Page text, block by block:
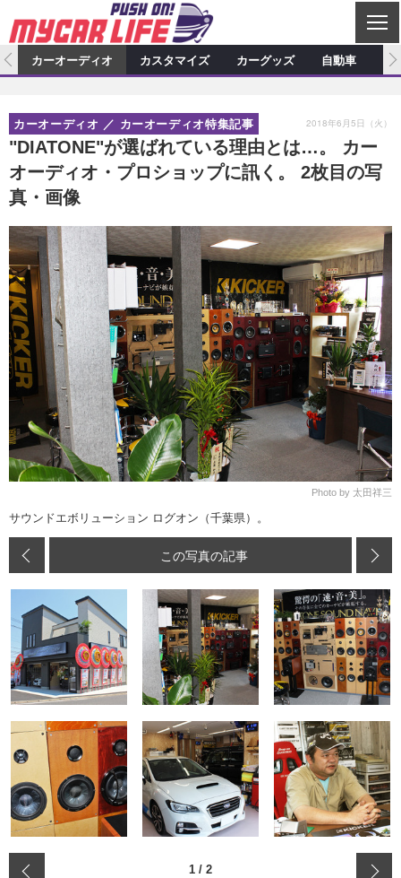
C
L
S
E
カーオーディオ
プロショップ検索 ショップ訪問記
カーオーディオニュース デモカー製作記
その他
カスタマイズ特集記事 カスタマイズ新製品情報
カスタマイズニュース
カーグッズ
カーグッズ特集記事 カーグッズ新製品情報
カーグッズニュース
自動車
スクープ
カーオーディオ カスタマイズ カーグッズ 自動車
"DIATONE"が選ばれている理由とは…。 カー
オーディオ・プロショップに訊く。 2枚目の写
真・画像
カーオーディオ カーオーディオ特集記事 2018年6月5日（火）
Photo by 太田祥三
サウンドエボリューション ログオン（千葉県）。
この写真の記事
1 / 2